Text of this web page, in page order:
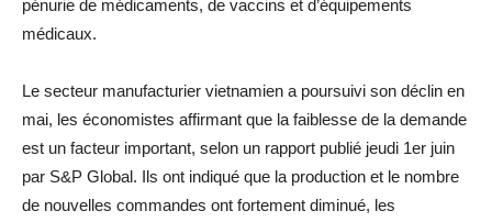
pénurie de médicaments, de vaccins et d’équipements
médicaux.
Le secteur manufacturier vietnamien a poursuivi son déclin en
mai, les économistes affirmant que la faiblesse de la demande
est un facteur important, selon un rapport publié jeudi 1er juin
par S&P Global. Ils ont indiqué que la production et le nombre
de nouvelles commandes ont fortement diminué, les